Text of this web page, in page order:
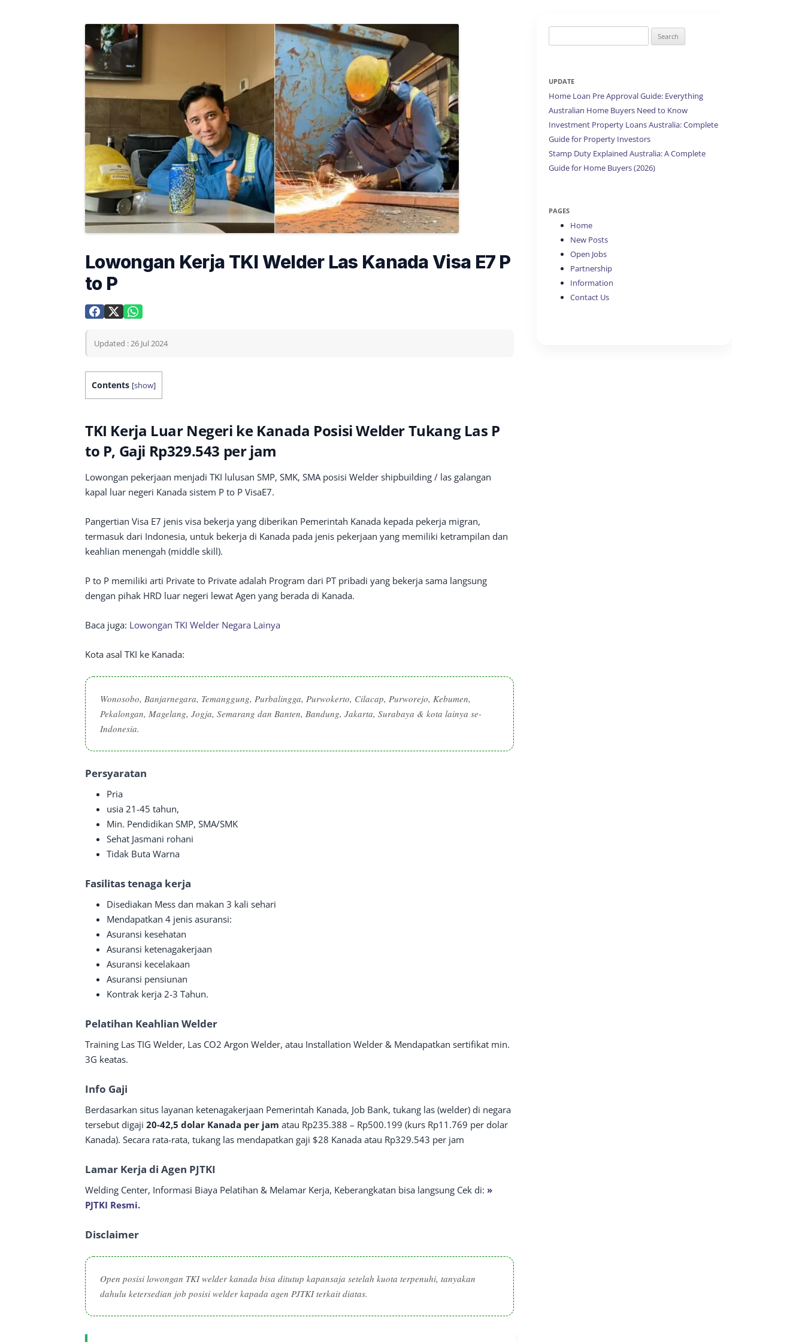
Lowongan Kerja TKI Welder Las Kanada Visa E7 P
to P
Updated : 26 Jul 2024
Contents [show]
TKI Kerja Luar Negeri ke Kanada Posisi Welder Tukang Las P
to P, Gaji Rp329.543 per jam
Lowongan pekerjaan menjadi TKI lulusan SMP, SMK, SMA posisi Welder shipbuilding / las galangan
kapal luar negeri Kanada sistem P to P VisaE7.
Pangertian Visa E7 jenis visa bekerja yang diberikan Pemerintah Kanada kepada pekerja migran,
termasuk dari Indonesia, untuk bekerja di Kanada pada jenis pekerjaan yang memiliki ketrampilan dan
keahlian menengah (middle skill).
P to P memiliki arti Private to Private adalah Program dari PT pribadi yang bekerja sama langsung
dengan pihak HRD luar negeri lewat Agen yang berada di Kanada.
Baca juga: Lowongan TKI Welder Negara Lainya
Kota asal TKI ke Kanada:
Wonosobo, Banjarnegara, Temanggung, Purbalingga, Purwokerto, Cilacap, Purworejo, Kebumen,
Pekalongan, Magelang, Jogja, Semarang dan Banten, Bandung, Jakarta, Surabaya & kota lainya se-
Indonesia.
Persyaratan
Pria
usia 21-45 tahun,
Min. Pendidikan SMP, SMA/SMK
Sehat Jasmani rohani
Tidak Buta Warna
Fasilitas tenaga kerja
Disediakan Mess dan makan 3 kali sehari
Mendapatkan 4 jenis asuransi:
Asuransi kesehatan
Asuransi ketenagakerjaan
Asuransi kecelakaan
Asuransi pensiunan
Kontrak kerja 2-3 Tahun.
Pelatihan Keahlian Welder
Training Las TIG Welder, Las CO2 Argon Welder, atau Installation Welder & Mendapatkan sertifikat min.
3G keatas.
Info Gaji
Berdasarkan situs layanan ketenagakerjaan Pemerintah Kanada, Job Bank, tukang las (welder) di negara
tersebut digaji 20-42,5 dolar Kanada per jam atau Rp235.388 – Rp500.199 (kurs Rp11.769 per dolar
Kanada). Secara rata-rata, tukang las mendapatkan gaji $28 Kanada atau Rp329.543 per jam
Lamar Kerja di Agen PJTKI
Welding Center, Informasi Biaya Pelatihan & Melamar Kerja, Keberangkatan bisa langsung Cek di: »
PJTKI Resmi.
Disclaimer
Open posisi lowongan TKI welder kanada bisa ditutup kapansaja setelah kuota terpenuhi, tanyakan
dahulu ketersedian job posisi welder kapada agen PJTKI terkait diatas.
for:
UPDATE
Home Loan Pre Approval Guide: Everything
Australian Home Buyers Need to Know
Investment Property Loans Australia: Complete
Guide for Property Investors
Stamp Duty Explained Australia: A Complete
Guide for Home Buyers (2026)
PAGES
Home
New Posts
Open Jobs
Partnership
Information
Contact Us